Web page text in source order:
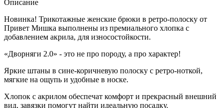
Описание
Новинка! Трикотажные женские брюки в ретро-полоску от
Привет Мишка выполнены из премиального хлопка с
добавлением акрила, для износостойкости.
«Дворняги 2.0» - это не про породу, а про характер!
Яркие штаны в сине‑коричневую полоску с ретро‑ноткой,
мягкие на ощупь и удобные в носке.
Хлопок с акрилом обеспечат комфорт и прекрасный внешний
вид, завязки помогут найти идеальную посадку.